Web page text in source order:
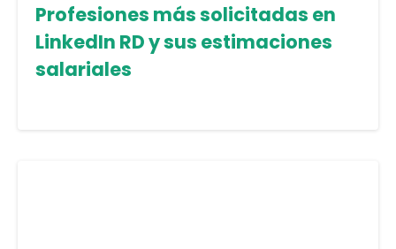
Profesiones más solicitadas en
LinkedIn RD y sus estimaciones
salariales